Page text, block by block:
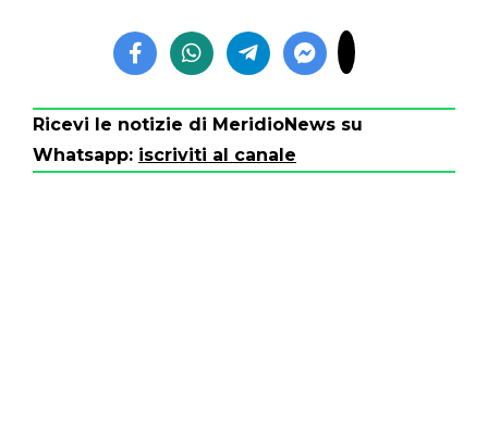
Ricevi le notizie di MeridioNews su
Whatsapp: iscriviti al canale